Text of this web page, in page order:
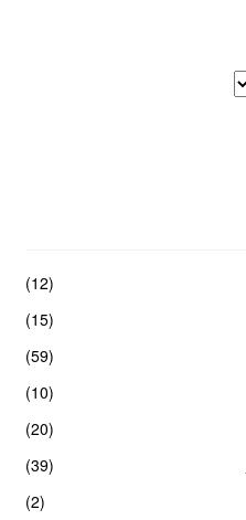
(12)
(15)
(59)
(10)
(20)
(39)
(2)